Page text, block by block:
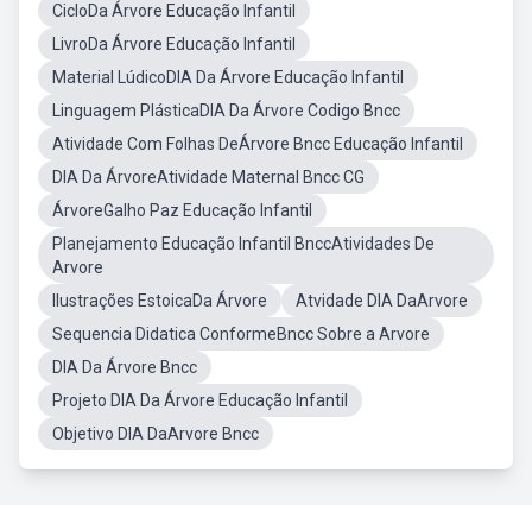
CicloDa Árvore Educação Infantil
LivroDa Árvore Educação Infantil
Material LúdicoDIA Da Árvore Educação Infantil
Linguagem PlásticaDIA Da Árvore Codigo Bncc
Atividade Com Folhas DeÁrvore Bncc Educação Infantil
DIA Da ÁrvoreAtividade Maternal Bncc CG
ÁrvoreGalho Paz Educação Infantil
Planejamento Educação Infantil BnccAtividades De
Arvore
Ilustrações EstoicaDa Árvore
Atvidade DIA DaArvore
Sequencia Didatica ConformeBncc Sobre a Arvore
DIA Da Árvore Bncc
Projeto DIA Da Árvore Educação Infantil
Objetivo DIA DaArvore Bncc